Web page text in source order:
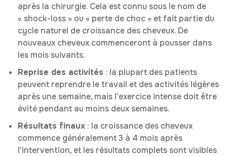
après la chirurgie. Cela est connu sous le nom de
« shock-loss » ou « perte de choc » et fait partie du
cycle naturel de croissance des cheveux. De
nouveaux cheveux commenceront à pousser dans
les mois suivants.
Reprise des activités : la plupart des patients
peuvent reprendre le travail et des activités légères
après une semaine, mais l'exercice intense doit être
évité pendant au moins deux semaines.
Résultats finaux : la croissance des cheveux
commence généralement 3 à 4 mois après
l'intervention, et les résultats complets sont visibles